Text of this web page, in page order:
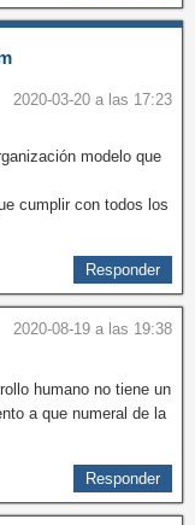
2020-03-20 a las 17:23
modelo que
cumplir con todos los
Responder
2020-08-19 a las 19:38
humano no tiene un
a que numeral de la
Responder